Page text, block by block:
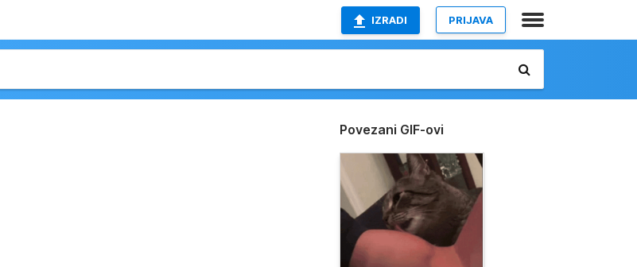
IZRADI PRIJAVA
Povezani GIF-ovi